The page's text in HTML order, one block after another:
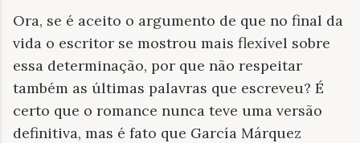
Ora, se é aceito o argumento de que no final da
vida o escritor se mostrou mais flexível sobre
essa determinação, por que não respeitar
também as últimas palavras que escreveu? É
certo que o romance nunca teve uma versão
definitiva, mas é fato que García Márquez